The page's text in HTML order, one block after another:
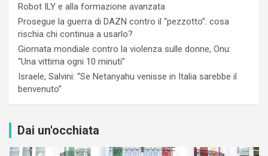
Robot ILY e alla formazione avanzata
Prosegue la guerra di DAZN contro il “pezzotto”: cosa
rischia chi continua a usarlo?
Giornata mondiale contro la violenza sulle donne, Onu:
“Una vittima ogni 10 minuti”
Israele, Salvini: “Se Netanyahu venisse in Italia sarebbe il
benvenuto”
Dai un'occhiata